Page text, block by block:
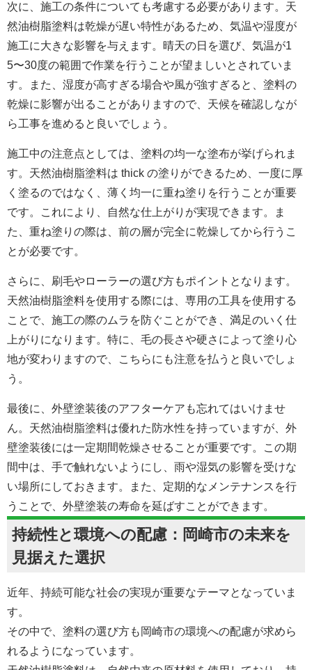
次に、施工の条件についても考慮する必要があります。天
然油樹脂塗料は乾燥が遅い特性があるため、気温や湿度が
施工に大きな影響を与えます。晴天の日を選び、気温が1
5〜30度の範囲で作業を行うことが望ましいとされていま
す。また、湿度が高すぎる場合や風が強すぎると、塗料の
乾燥に影響が出ることがありますので、天候を確認しなが
ら工事を進めると良いでしょう。
施工中の注意点としては、塗料の均一な塗布が挙げられま
す。天然油樹脂塗料は thick の塗りができるため、一度に厚
く塗るのではなく、薄く均一に重ね塗りを行うことが重要
です。これにより、自然な仕上がりが実現できます。ま
た、重ね塗りの際は、前の層が完全に乾燥してから行うこ
とが必要です。
さらに、刷毛やローラーの選び方もポイントとなります。
天然油樹脂塗料を使用する際には、専用の工具を使用する
ことで、施工の際のムラを防ぐことができ、満足のいく仕
上がりになります。特に、毛の長さや硬さによって塗り心
地が変わりますので、こちらにも注意を払うと良いでしょ
う。
最後に、外壁塗装後のアフターケアも忘れてはいけませ
ん。天然油樹脂塗料は優れた防水性を持っていますが、外
壁塗装後には一定期間乾燥させることが重要です。この期
間中は、手で触れないようにし、雨や湿気の影響を受けな
い場所にしておきます。また、定期的なメンテナンスを行
うことで、外壁塗装の寿命を延ばすことができます。
持続性と環境への配慮： 岡崎市の未来を
見据えた選択
近年、持続可能な社会の実現が重要なテーマとなっていま
す。
その中で、塗料の選び方も 岡崎市の環境への配慮が求めら
れるようになっています。